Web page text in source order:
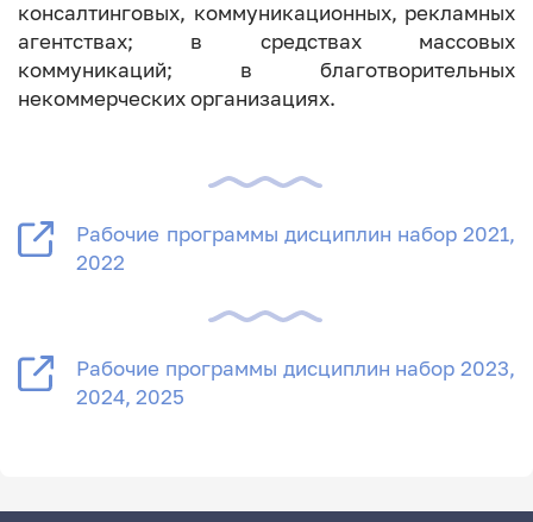
консалтинговых, коммуникационных, рекламных
агентствах; в средствах массовых
коммуникаций; в благотворительных
некоммерческих организациях.
Рабочие программы дисциплин набор 2021,
2022
Рабочие программы дисциплин набор 2023,
2024, 2025